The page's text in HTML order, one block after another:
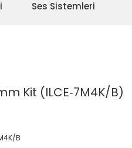
Ses Sistemleri
Kit (ILCE‑7M4K/B)
B